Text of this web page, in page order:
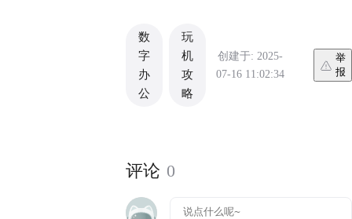
数
字
办
公
玩
机
攻
略
创建于: 2025-
07-16 11:02:34
举
报
评论 0